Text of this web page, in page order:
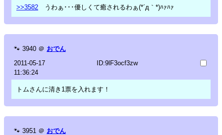
>>3582 うわぁ･･･優しくて癒されるわぁ(*´д｀*)ﾊｧﾊｧ
🐾 3940 ＠ おでん
2011-05-17
11:36:24
ID:9lF3ocf3zw
トムさんに清き1票を入れます！
🐾 3951 ＠ おでん